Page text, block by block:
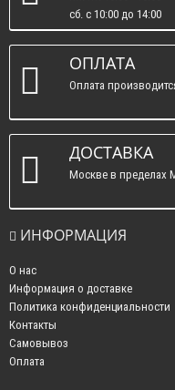
сб. c 10:00 до 14:00
вс. : выходные.
ОПЛАТА
Оплата
ДОСТАВКА
Москве в пределах
ИНФОРМАЦИЯ
О нас
Информация о доставке
Политика конфиденциальности
Контакты
Самовывоз
Оплата